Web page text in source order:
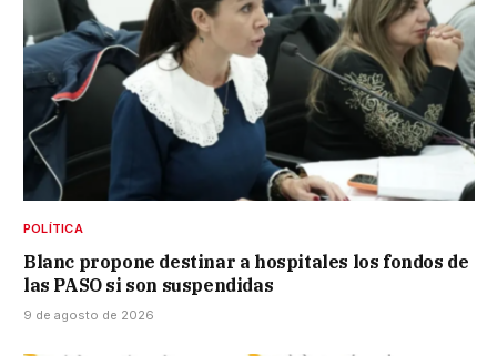
POLÍTICA
Blanc propone destinar a hospitales los fondos de
las PASO si son suspendidas
9 de agosto de 2026